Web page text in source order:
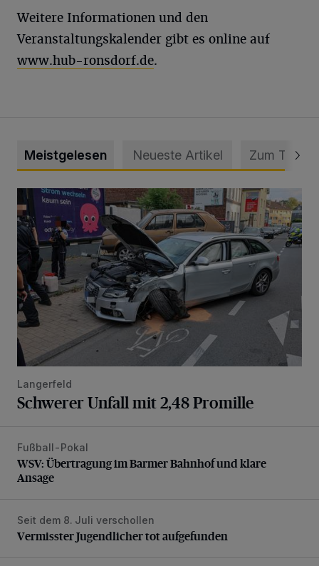
Weitere Informationen und den
Veranstaltungskalender gibt es online auf
www.hub-ronsdorf.de.
Meistgelesen Neueste Artikel Zum Thema
Schwerer Unfall mit 2,48 Promille
Langerfeld
Schwerer Unfall mit 2,48 Promille
WSV: Übertragung im Barmer Bahnhof und klare Ansage
Fußball-Pokal
WSV: Übertragung im Barmer Bahnhof und klare
Ansage
Vermisster Jugendlicher tot aufgefunden
Seit dem 8. Juli verschollen
Vermisster Jugendlicher tot aufgefunden